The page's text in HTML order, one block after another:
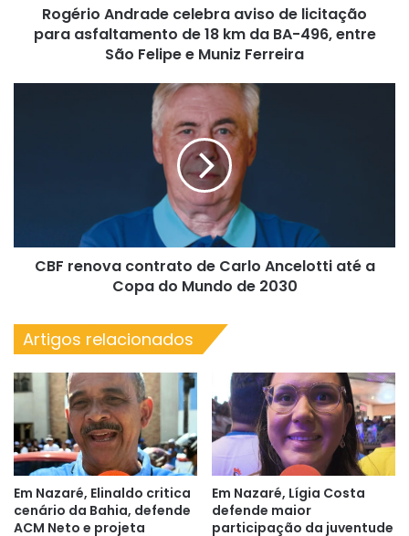
Rogério Andrade celebra aviso de licitação
para asfaltamento de 18 km da BA-496, entre
São Felipe e Muniz Ferreira
Copa
2030
CBF renova contrato de Carlo Ancelotti até a
Copa do Mundo de 2030
Artigos relacionados
Em Nazaré, Elinaldo critica
cenário da Bahia, defende
ACM Neto e projeta
Em Nazaré, Lígia Costa
defende maior
participação da juventude